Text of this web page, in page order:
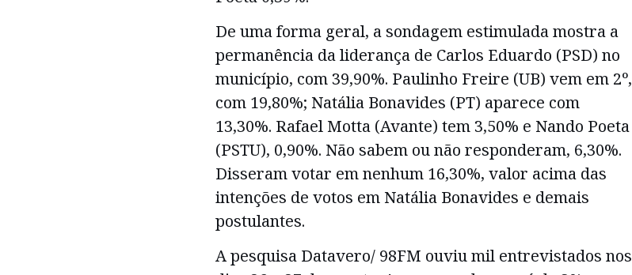
De uma forma geral, a sondagem estimulada mostra a
permanência da liderança de Carlos Eduardo (PSD) no
município, com 39,90%. Paulinho Freire (UB) vem em 2º,
com 19,80%; Natália Bonavides (PT) aparece com
13,30%. Rafael Motta (Avante) tem 3,50% e Nando Poeta
(PSTU), 0,90%. Não sabem ou não responderam, 6,30%.
Disseram votar em nenhum 16,30%, valor acima das
intenções de votos em Natália Bonavides e demais
postulantes.
A pesquisa Datavero/ 98FM ouviu mil entrevistados nos